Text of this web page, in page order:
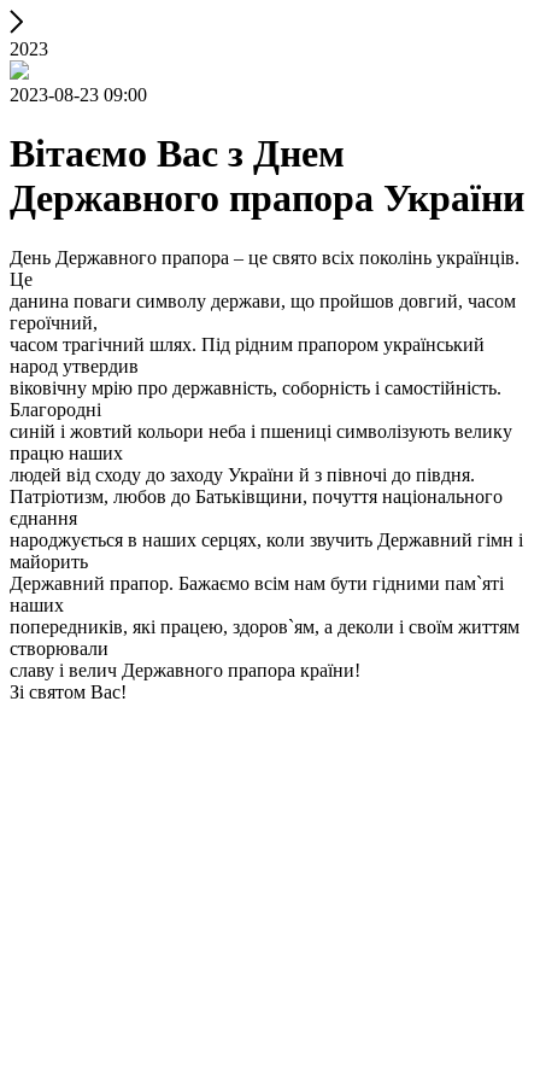
2023
2023-08-23 09:00
Вітаємо Вас з Днем
Державного прапора України
День Державного прапора – це свято всіх поколінь українців.
Це
данина поваги символу держави, що пройшов довгий, часом
героїчний,
часом трагічний шлях. Під рідним прапором український
народ утвердив
віковічну мрію про державність, соборність і самостійність.
Благородні
синій і жовтий кольори неба і пшениці символізують велику
працю наших
людей від сходу до заходу України й з півночі до півдня.
Патріотизм, любов до Батьківщини, почуття національного
єднання
народжується в наших серцях, коли звучить Державний гімн і
майорить
Державний прапор. Бажаємо всім нам бути гідними пам`яті
наших
попередників, які працею, здоров`ям, а деколи і своїм життям
створювали
славу і велич Державного прапора країни!
Зі святом Вас!